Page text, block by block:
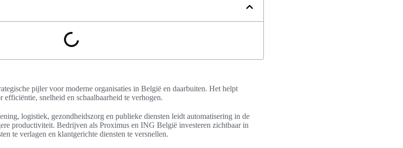
pijler voor moderne organisaties in België en daarbuiten. Het helpt
snelheid en schaalbaarheid te verhogen.
logistiek, gezondheidszorg en publieke diensten leidt automatisering in de
productiviteit. Bedrijven als Proximus en ING België investeren zichtbaar in
te verlagen en klantgerichte diensten te versnellen.